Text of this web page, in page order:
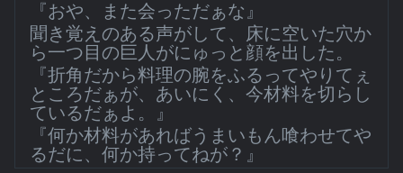
『おや、また会っただぁな』
聞き覚えのある声がして、床に空いた穴か
ら一つ目の巨人がにゅっと顔を出した。
『折角だから料理の腕をふるってやりてぇ
ところだぁが、あいにく、今材料を切らし
ているだぁよ。』
『何か材料があればうまいもん喰わせてや
るだに、何か持ってねが？』